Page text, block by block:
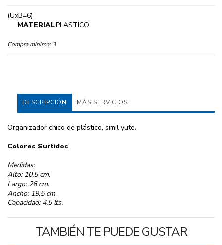
(UxB=6)
MATERIAL:PLASTICO
Compra mínima: 3
DESCRIPCIÓN MÁS SERVICIOS
Organizador chico de plástico, simil yute.
Colores Surtidos
Medidas:
Alto: 10,5 cm.
Largo: 26 cm.
Ancho: 19,5 cm.
Capacidad: 4,5 lts.
TAMBIÉN TE PUEDE GUSTAR